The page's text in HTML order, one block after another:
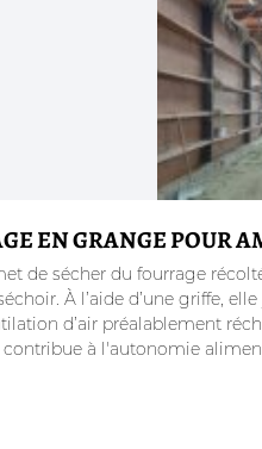
EN GRANGE POUR
de sécher du fourrage
À l’aide d’une griffe,
d’air préalablement
à l'autonomie